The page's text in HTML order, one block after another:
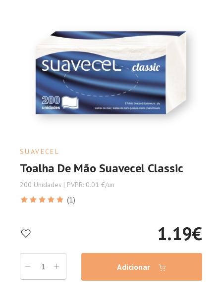
SUAVECEL
Toalha De Mão Suavecel Classic
200 Unidades | PVPR: 0.01 €/un
(1)
1.19€
Adicionar